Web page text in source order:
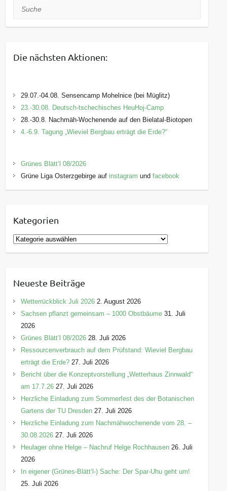
Suche
Die nächsten Aktionen:
29.07.-04.08. Sensencamp Mohelnice (bei Müglitz)
23.-30.08. Deutsch-tschechisches HeuHoj-Camp
28.-30.8. Nachmäh-Wochenende auf den Bielatal-Biotopen
4.-6.9. Tagung „Wieviel Bergbau erträgt die Erde?“
Grünes Blätt’l 08/2026
Grüne Liga Osterzgebirge auf instagram undfacebook
Kategorien
K
a
g
o
r
e
n
Neueste Beiträge
Wetterrückblick Juli 2026 2. August 2026
Sachsen pflanzt gemeinsam – 1000 Obstbäume 31. Juli
2026
Grünes Blätt’l 08/2026 28. Juli 2026
Ressourcenverbrauch auf dem Prüfstand: Wieviel Bergbau
erträgt die Erde? 27. Juli 2026
Bericht über die Konzeptvorstellung „Wetterhaus Zinnwald“
am 17.7.26 27. Juli 2026
Herzliche Einladung zum Sommerfest des der Botanischen
Gartens der TU Dresden 27. Juli 2026
Herzliche Einladung zum Nachmähwochenende vom 28. –
30.08.2026 27. Juli 2026
Heulager ohne Helge – Nachruf Helge Rochhausen 26. Juli
2026
In eigener (Grünes-Blätt’l-) Sache: Der Spar-Uhu geht um!
25. Juli 2026